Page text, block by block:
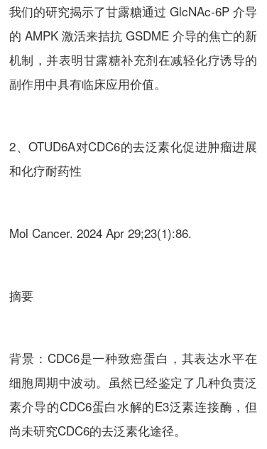
我们的研究揭示了甘露糖通过 GlcNAc-6P 介导
的 AMPK 激活来拮抗 GSDME 介导的焦亡的新
机制，并表明甘露糖补充剂在减轻化疗诱导的
副作用中具有临床应用价值。
2、OTUD6A对CDC6的去泛素化促进肿瘤进展
和化疗耐药性
Mol Cancer. 2024 Apr 29;23(1):86.
摘要
背景：CDC6是一种致癌蛋白，其表达水平在
细胞周期中波动。虽然已经鉴定了几种负责泛
素介导的CDC6蛋白水解的E3泛素连接酶，但
尚未研究CDC6的去泛素化途径。